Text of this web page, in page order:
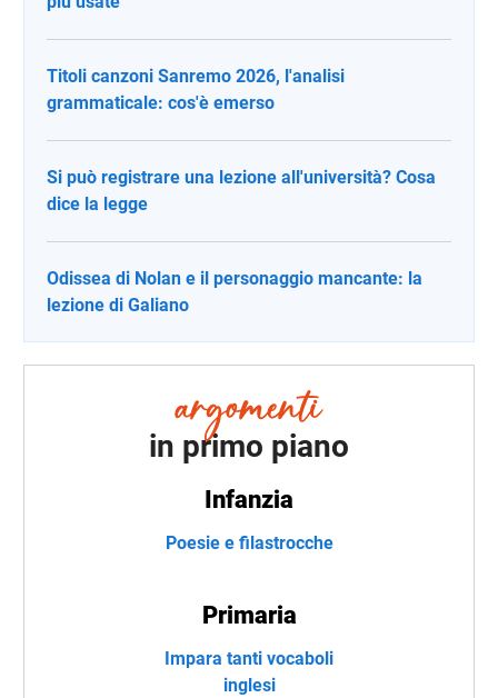
Titoli canzoni Sanremo 2026, l'analisi
grammaticale: cos'è emerso
Si può registrare una lezione all'università? Cosa
dice la legge
Odissea di Nolan e il personaggio mancante: la
lezione di Galiano
in primo piano
Infanzia
Poesie e filastrocche
Primaria
Impara tanti vocaboli
inglesi